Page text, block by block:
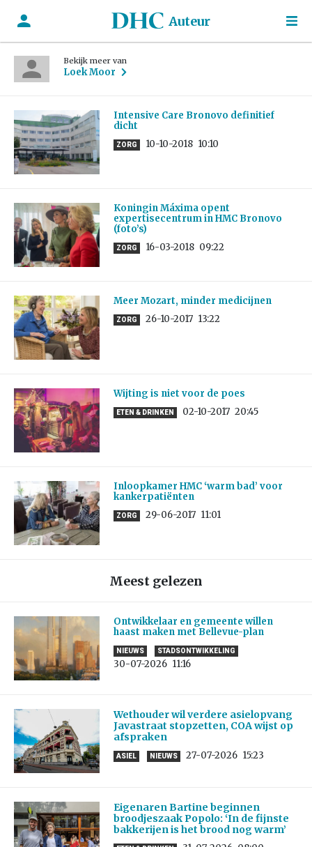
Auteur
Bekijk meer van
Loek Moor
Intensive Care Bronovo definitief
dicht
ZORG 10-10-2018 10:10
Koningin Máxima opent
expertisecentrum in HMC Bronovo
(foto’s)
ZORG 16-03-2018 09:22
Meer Mozart, minder medicijnen
ZORG 26-10-2017 13:22
Wijting is niet voor de poes
ETEN & DRINKEN 02-10-2017 20:45
Inloopkamer HMC ‘warm bad’ voor
kankerpatiënten
ZORG 29-06-2017 11:01
Meest gelezen
Ontwikkelaar en gemeente willen
haast maken met Bellevue-plan
NIEUWS STADSONTWIKKELING
30-07-2026 11:16
Wethouder wil verdere asielopvang
Javastraat stopzetten, COA wijst op
afspraken
ASIEL NIEUWS 27-07-2026 15:23
Eigenaren Bartine beginnen
broodjeszaak Popolo: ‘In de fijnste
bakkerijen is het brood nog warm’